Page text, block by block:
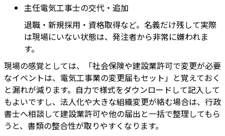
主任電気工事士の交代・追加
退職・新規採用・資格取得など。名義だけ残して実際
は現場にいない状態は、発注者から非常に嫌われま
す。
現場の感覚としては、「社会保険や建設業許可で変更が必要
なイベントは、電気工事業の変更届もセット」と覚えておく
と漏れが減ります。自力で様式をダウンロードして記入して
もよいですし、法人化や大きな組織変更が絡む場合は、行政
書士へ相談して建設業許可や他の届出と一括で整理してもら
うと、書類の整合性が取りやすくなります。